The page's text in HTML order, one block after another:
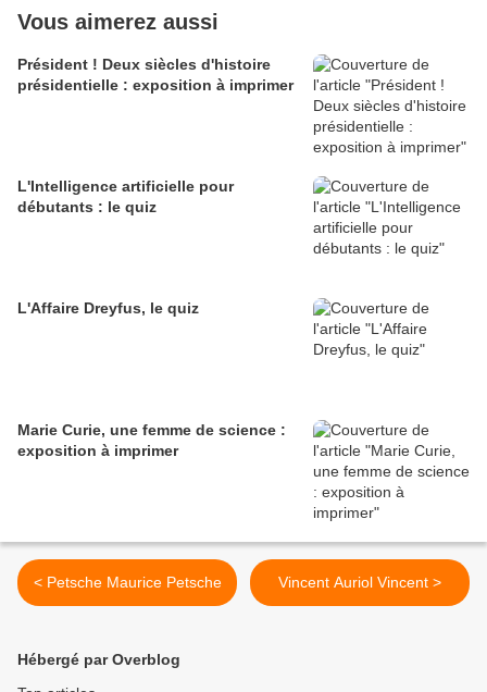
Vous aimerez aussi
Président ! Deux siècles d'histoire
présidentielle : exposition à imprimer
L'Intelligence artificielle pour
débutants : le quiz
L'Affaire Dreyfus, le quiz
Marie Curie, une femme de science :
exposition à imprimer
< Petsche Maurice Petsche Vincent Auriol Vincent >
Hébergé par Overblog